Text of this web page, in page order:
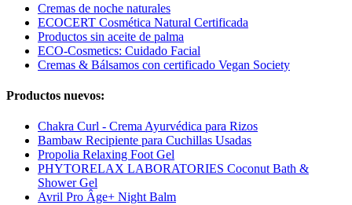
Cremas de noche naturales
ECOCERT Cosmética Natural Certificada
Productos sin aceite de palma
ECO-Cosmetics: Cuidado Facial
Cremas & Bálsamos con certificado Vegan Society
Productos nuevos:
Chakra Curl - Crema Ayurvédica para Rizos
Bambaw Recipiente para Cuchillas Usadas
Propolia Relaxing Foot Gel
PHYTORELAX LABORATORIES Coconut Bath &
Shower Gel
Avril Pro Âge+ Night Balm